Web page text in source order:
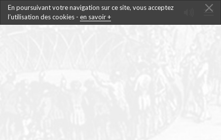
En poursuivant votre navigation sur ce site, vous acceptez
l’utilisation des cookies - en savoir +